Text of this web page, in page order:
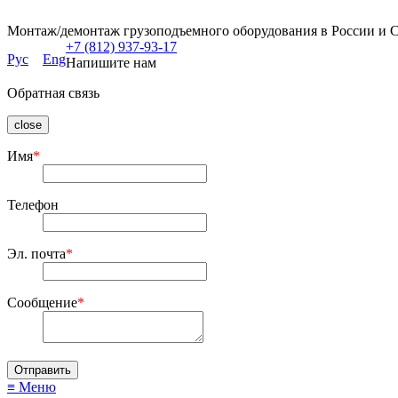
Монтаж/демонтаж грузоподъемного оборудования в России и
Рус
Eng
+7 (812) 937-93-17
Напишите нам
Обратная связь
close
Имя*
Телефон
Эл. почта*
Сообщение*
≡ Меню